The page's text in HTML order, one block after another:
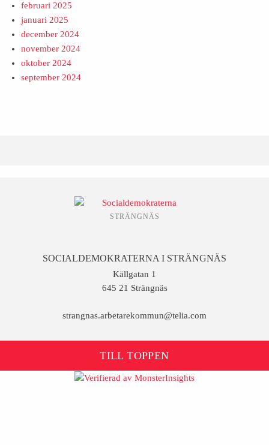
februari 2025
januari 2025
december 2024
november 2024
oktober 2024
september 2024
STRÄNGNÄS
SOCIALDEMOKRATERNA I STRÄNGNÄS
Källgatan 1
645 21 Strängnäs
strangnas.arbetarekommun@telia.com
TILL TOPPEN